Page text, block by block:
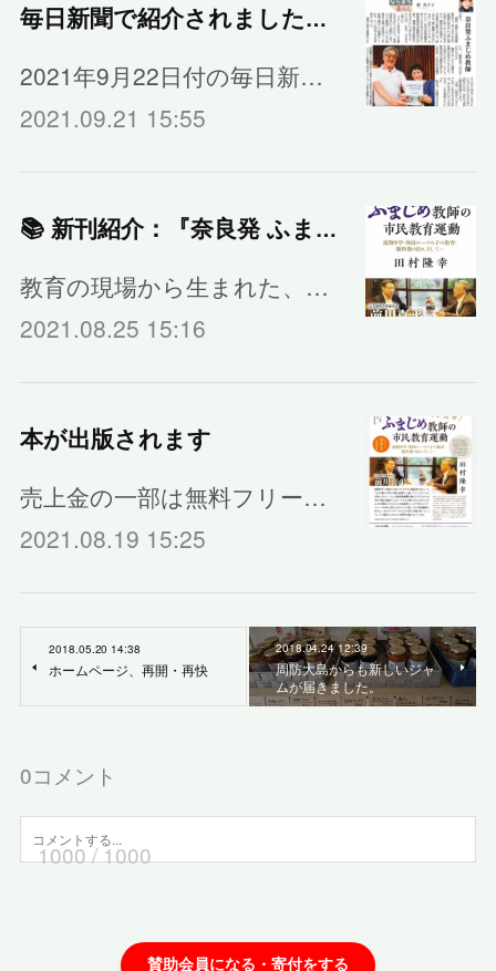
毎日新聞で紹介されました｜『奈良発 ふまじめ教師の市民教育運動』
2021年9月22日付の毎日新…
2021.09.21 15:55
📚 新刊紹介：『奈良発 ふまじめ教師の市民教育運動』発売！
教育の現場から生まれた、…
2021.08.25 15:16
本が出版されます
売上金の一部は無料フリー…
2021.08.19 15:25
2018.05.20 14:38
ホームページ、再開・再快
2018.04.24 12:39
周防大島からも新しいジャ
ムが届きました。
0コメント
1000/ 1000